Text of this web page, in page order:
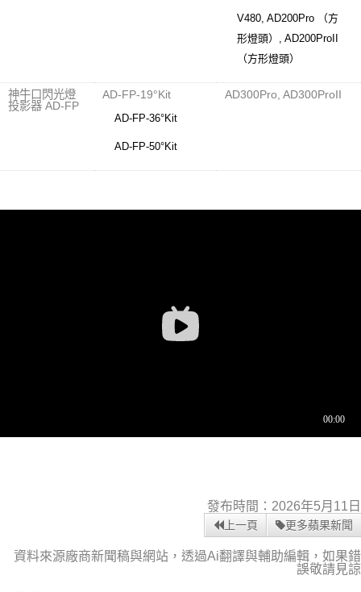
V480, AD200Pro （方
形燈頭）, AD200ProII
（方形燈頭）
神牛口閃光燈
投影器 AD-FP
AD-FP-19°Kit
AD-FP-36°Kit
AD-FP-50°Kit
AD300Pro, AD300ProII
發布時間：2026年5月11日
上一頁 更多蘋果新聞
資料來源廠商新聞稿與網站，透過Ai翻譯與輔助編輯，如果錯
誤敬請見諒